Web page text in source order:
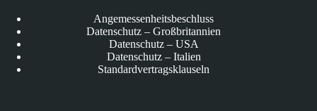
Angemessenheitsbeschluss
Datenschutz – Großbritannien
Datenschutz – USA
Datenschutz – Italien
Standardvertragsklauseln